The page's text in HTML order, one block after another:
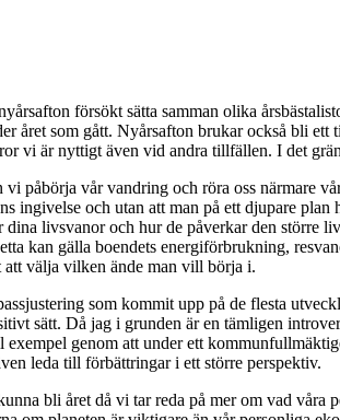
försökt sätta samman olika
året som gått. Nyårsafton brukar också bli
vi är nyttigt även vid andra tillfällen. I det
påbörja vår vandring och röra oss närmare
ingivelse och utan att man på ett djupare
livsvanor och hur de påverkar den större
kan gälla boendets energiförbrukning,
att välja vilken ände man vill börja i.
som kommit upp på de flesta
sätt. Då jag i grunden är en tämligen
genom att under ett
leda till förbättringar i ett större perspektiv.
bli året då vi tar reda på mer om vad